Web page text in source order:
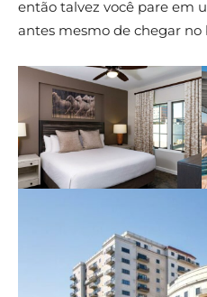
então talvez você pare em
antes mesmo de chegar no